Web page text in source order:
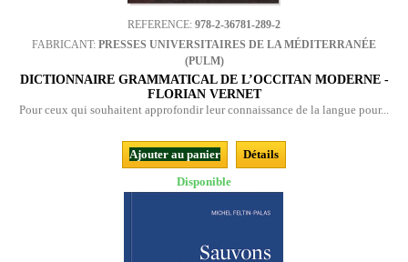
REFERENCE: 978-2-36781-289-2
FABRICANT: PRESSES UNIVERSITAIRES DE LA MÉDITERRANÉE
(PULM)
DICTIONNAIRE GRAMMATICAL DE L’OCCITAN MODERNE -
FLORIAN VERNET
Pour ceux qui souhaitent approfondir leur connaissance de la langue pour...
Ajouter au panier
Détails
Disponible